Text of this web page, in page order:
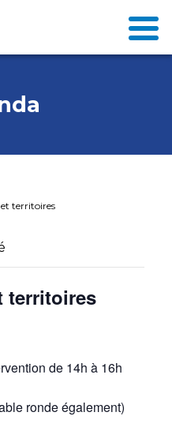
territoires
territoires
de 14h à 16h
ronde également)